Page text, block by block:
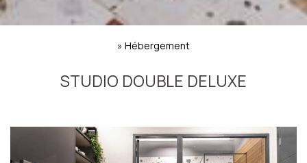
» Hébergement
STUDIO DOUBLE DELUXE